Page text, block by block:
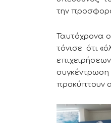
την
Ταυτόχρονα
τόνισε ότι
προκύπτουν